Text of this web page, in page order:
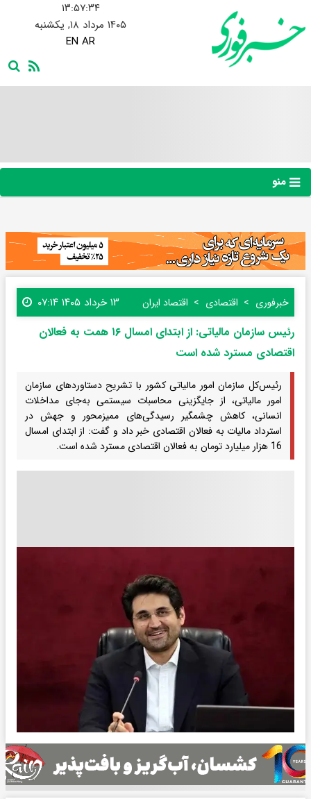
۱۳:۵۷:۳۵
۱۴۰۵ مرداد ۱۸, یکشنبه
EN AR
منو
خبرفوری اقتصادی اقتصاد ایران ۱۳ خرداد ۱۴۰۵ ۰۷:۱۴
رئیس سازمان مالیاتی: از ابتدای امسال ۱۶ همت به فعالان
اقتصادی مسترد شده است
رئیس‌کل سازمان امور مالیاتی کشور با تشریح دستاوردهای سازمان
امور مالیاتی، از جایگزینی محاسبات سیستمی به‌جای مداخلات
انسانی، کاهش چشمگیر رسیدگی‌های ممیزمحور و جهش در
استرداد مالیات به فعالان اقتصادی خبر داد و گفت: از ابتدای امسال
16 هزار میلیارد تومان به فعالان اقتصادی مسترد شده است.